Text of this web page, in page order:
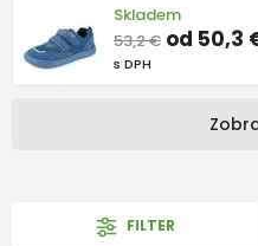
Skladem
53,2 € od 50,3
s DPH
FILTER